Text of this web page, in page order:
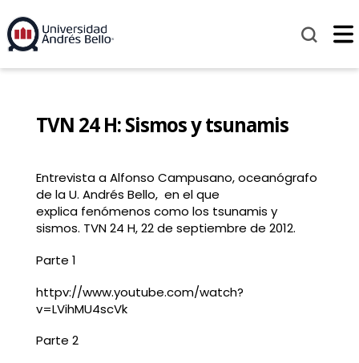
TVN 24 H: Sismos y tsunamis
Entrevista a Alfonso Campusano, oceanógrafo
de la U. Andrés Bello, en el que
explica fenómenos como los tsunamis y
sismos. TVN 24 H, 22 de septiembre de 2012.
Parte 1
httpv://www.youtube.com/watch?
v=LVihMU4scVk
Parte 2